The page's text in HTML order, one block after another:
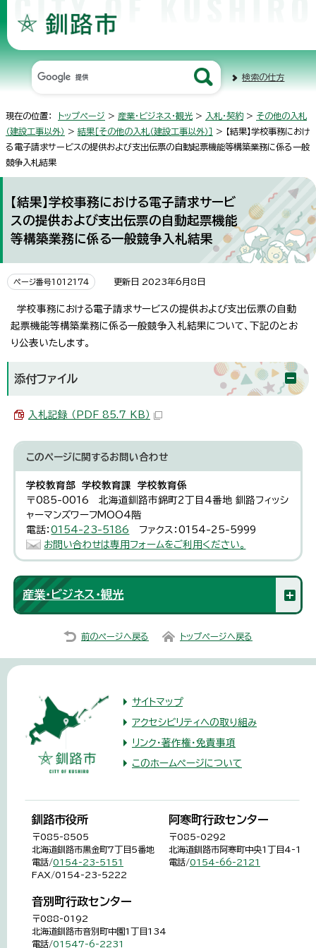
検索の仕方
現在の位置： トップページ > 産業・ビジネス・観光 > 入札・契約 > その他の入札
（建設工事以外） > 結果［その他の入札（建設工事以外）］
> 【結果】学校事務におけ
る電子請求サービスの提供および支出伝票の自動起票機能等構築業務に係る一般
競争入札結果
【結果】学校事務における電子請求サービ
スの提供および支出伝票の自動起票機能
等構築業務に係る一般競争入札結果
ページ番号1012174 更新日 2023年6月8日
学校事務における電子請求サービスの提供および支出伝票の自動
起票機能等構築業務に係る一般競争入札結果について、下記のとお
り公表いたします。
添付ファイル
入札記録 （PDF 85.7 KB）
このページに関するお問い合わせ
学校教育部 学校教育課 学校教育係
〒085-0016 北海道釧路市錦町2丁目4番地 釧路フィッシ
ャーマンズワーフMOO4階
電話：0154-23-5186
ファクス：0154-25-5999
お問い合わせは専用フォームをご利用ください。
産業・ビジネス・観光
前のページへ戻る トップページへ戻る
サイトマップ
アクセシビリティへの取り組み
リンク・著作権・免責事項
このホームページについて
釧路市役所
〒085-8505
北海道釧路市黒金町7丁目5番地
電話/0154-23-5151
FAX/0154-23-5222
阿寒町行政センター
〒085-0292
北海道釧路市阿寒町中央1丁目4-1
電話/0154-66-2121
音別町行政センター
〒088-0192
北海道釧路市音別町中園1丁目134
電話/01547-6-2231